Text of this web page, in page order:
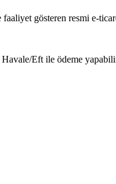
gösteren resmi e-
Eft ile ödeme